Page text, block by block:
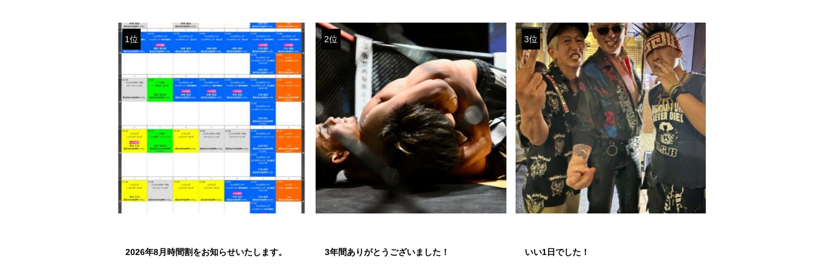
1位
2026年8月時間割をお知らせいたします。
2位
3年間ありがとうございました！
3位
いい1日でした！